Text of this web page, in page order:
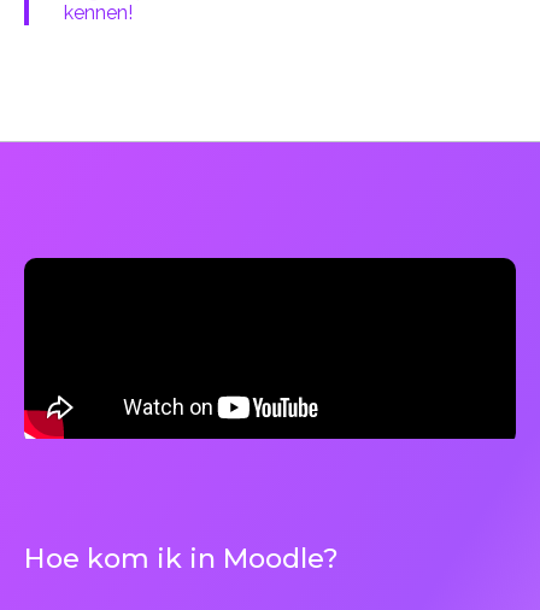
kennen!
Hoe kom ik in Moodle?